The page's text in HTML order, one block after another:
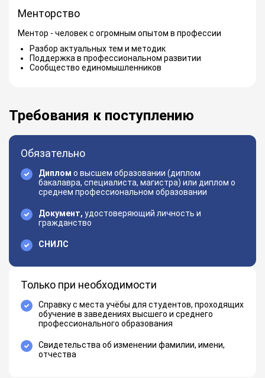
Менторство
Ментор - человек с огромным опытом в профессии
Разбор актуальных тем и методик
Поддержка в профессиональном развитии
Сообщество единомышленников
Требования к поступлению
Обязательно
Диплом о высшем образовании (диплом
бакалавра, специалиста, магистра) или диплом о
среднем профессиональном образовании
Документ, удостоверяющий личность и
гражданство
СНИЛС
Только при необходимости
Справку с места учёбы для студентов, проходящих
обучение в заведениях высшего и среднего
профессионального образования
Свидетельства об изменении фамилии, имени,
отчества